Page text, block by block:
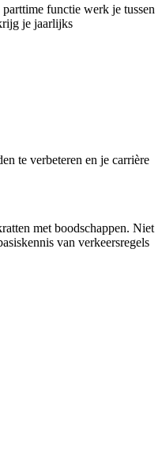
functie werk je tussen
je jaarlijks
te verbeteren en je carrière
met boodschappen. Niet
van verkeersregels